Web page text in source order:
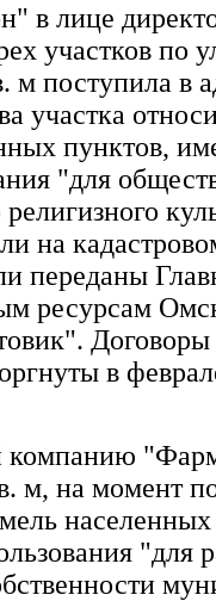
в лице
участков по
м поступила в
участка
пунктов,
"для
на
переданы
ресурсам
Договоры
в
м, на момент
"для